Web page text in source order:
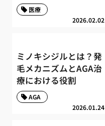
2026.02.02
医療
ミノキシジルとは？発
毛メカニズムとAGA治
療における役割
2026.01.24
AGA